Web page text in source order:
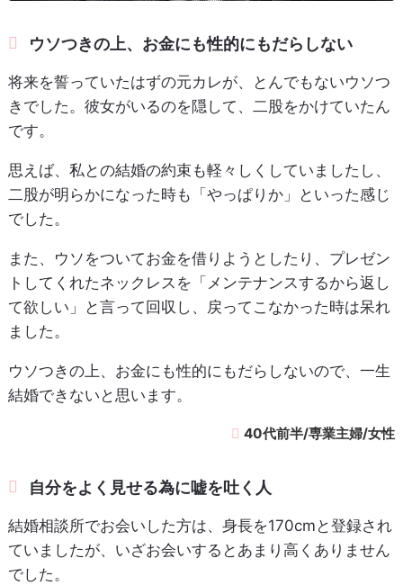
ウソつきの上、お金にも性的にもだらしない
将来を誓っていたはずの元カレが、とんでもないウソつ
きでした。彼女がいるのを隠して、二股をかけていたん
です。
思えば、私との結婚の約束も軽々しくしていましたし、
二股が明らかになった時も「やっぱりか」といった感じ
でした。
また、ウソをついてお金を借りようとしたり、プレゼン
トしてくれたネックレスを「メンテナンスするから返し
て欲しい」と言って回収し、戻ってこなかった時は呆れ
ました。
ウソつきの上、お金にも性的にもだらしないので、一生
結婚できないと思います。
40代前半/専業主婦/女性
自分をよく見せる為に嘘を吐く人
結婚相談所でお会いした方は、身長を170cmと登録され
ていましたが、いざお会いするとあまり高くありません
でした。